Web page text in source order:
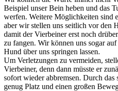
Beispiel unser Bein heben und das
werfen. Weitere Möglichkeiten sind
aber wir stellen uns seitlich vor den
damit der Vierbeiner erst noch
zu fangen. Wir können uns sogar
Hund über uns springen lassen.
Um Verletzungen zu vermeiden,
Vierbeiner, denn dann müsste er
sofort wieder abbremsen. Durch
genug Platz und einen großen